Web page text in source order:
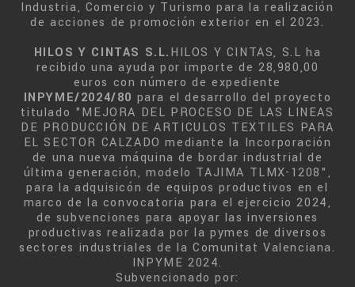
Industria, Comercio y Turismo para la realización
de acciones de promoción exterior en el 2023.
HILOS Y CINTAS S.L.HILOS Y CINTAS, S.L ha
recibido una ayuda por importe de 28,980,00
euros con número de expediente
INPYME/2024/80 para el desarrollo del proyecto
titulado "MEJORA DEL PROCESO DE LAS LINEAS
DE PRODUCCIÓN DE ARTICULOS TEXTILES PARA
EL SECTOR CALZADO mediante la Incorporación
de una nueva máquina de bordar industrial de
última generación, modelo TAJIMA TLMX-1208",
para la adquisicón de equipos productivos en el
marco de la convocatoria para el ejercicio 2024,
de subvenciones para apoyar las inversiones
productivas realizada por la pymes de diversos
sectores industriales de la Comunitat Valenciana.
INPYME 2024.
Subvencionado por: